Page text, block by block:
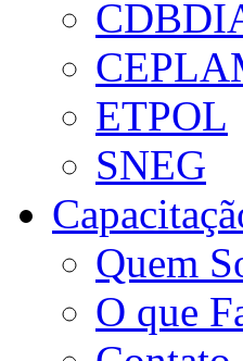
ETPOL
SNEG
Quem
O que